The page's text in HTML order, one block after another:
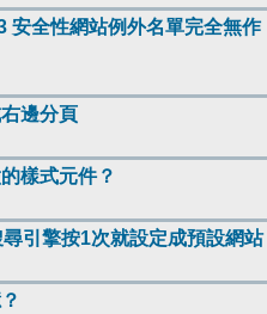
安全性網站例外名單完全無作
邊分頁
樣式元件？
引擎按1次就設定成預設網站